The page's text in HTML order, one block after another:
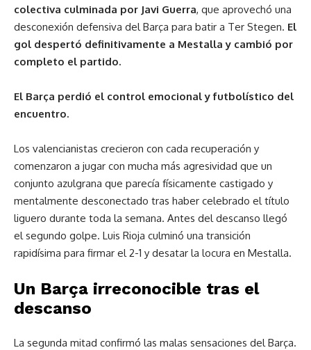
colectiva culminada por Javi Guerra, que aprovechó una
desconexión defensiva del Barça para batir a Ter Stegen. El
gol despertó definitivamente a Mestalla y cambió por
completo el partido.
El Barça perdió el control emocional y futbolístico del
encuentro.
Los valencianistas crecieron con cada recuperación y
comenzaron a jugar con mucha más agresividad que un
conjunto azulgrana que parecía físicamente castigado y
mentalmente desconectado tras haber celebrado el título
liguero durante toda la semana. Antes del descanso llegó
el segundo golpe. Luis Rioja culminó una transición
rapidísima para firmar el 2-1 y desatar la locura en Mestalla.
Un Barça irreconocible tras el
descanso
La segunda mitad confirmó las malas sensaciones del Barça.